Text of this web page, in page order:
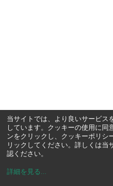
当サイトでは、より良いサービス
しています。クッキーの使用に同
ンをクリックし、クッキーポリシ
リックしてください。詳しくは当
認ください。
詳細を見る ...